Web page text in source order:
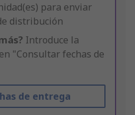
para enviar
distribución
Introduce la
"Consultar fechas de
de entrega